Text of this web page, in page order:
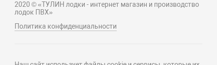
2020 © «ТУЛИН лодки - интернет магазин и производство
лодок ПВХ»
Политика конфиденциальности